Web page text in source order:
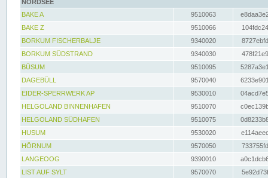
NORDSEE
BAKE A
9510063
BAKE Z
9510066
BORKUM FISCHERBALJE
9340020
BORKUM SÜDSTRAND
9340030
BÜSUM
9510095
DAGEBÜLL
9570040
EIDER-SPERRWERK AP
9530010
HELGOLAND BINNENHAFEN
9510070
HELGOLAND SÜDHAFEN
9510075
HUSUM
9530020
HÖRNUM
9570050
LANGEOOG
9390010
LIST AUF SYLT
9570070